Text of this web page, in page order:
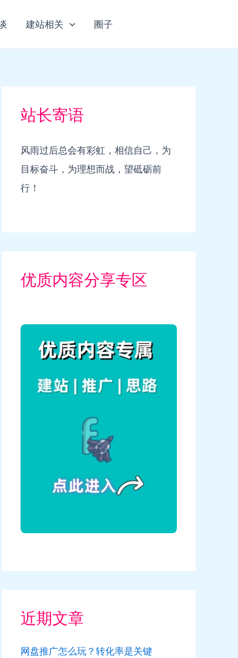
建站相关 圈子
站长寄语
风雨过后总会有彩虹，相信自己，为
目标奋斗，为理想而战，望砥砺前
行！
优质内容分享专区
近期文章
网盘推广怎么玩？转化率是关键